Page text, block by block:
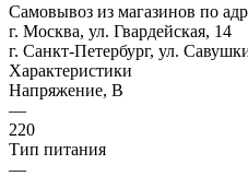
Самовывоз из магазинов по
г. Москва, ул. Гвардейская, 14
г. Санкт-Петербург, ул.
Характеристики
Напряжение, В
—
220
Тип питания
—